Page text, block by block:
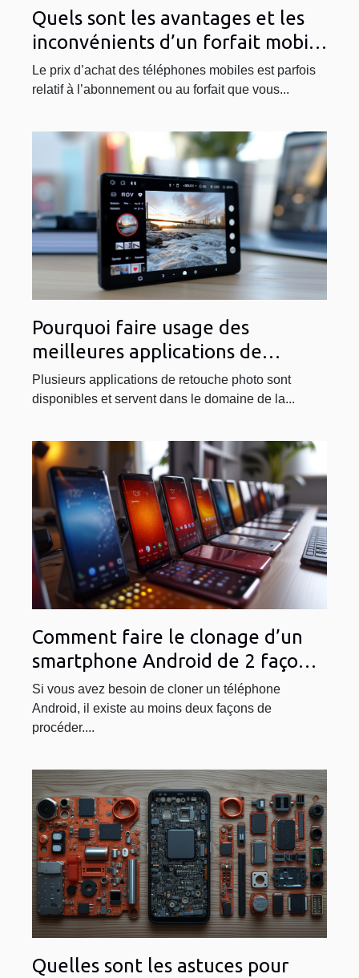
Quels sont les avantages et les
inconvénients d’un forfait mobile
avec téléphone offert ?
Le prix d’achat des téléphones mobiles est parfois
relatif à l’abonnement ou au forfait que vous...
Pourquoi faire usage des
meilleures applications de
retouche photo pour Android ?
Plusieurs applications de retouche photo sont
disponibles et servent dans le domaine de la...
Comment faire le clonage d’un
smartphone Android de 2 façons
?
Si vous avez besoin de cloner un téléphone
Android, il existe au moins deux façons de
procéder....
Quelles sont les astuces pour